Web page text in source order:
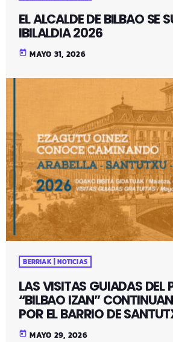
EL ALCALDE DE BILBAO SE
IBILALDIA 2026
today MAYO 31, 2026
BERRIAK | NOTICIAS
LAS VISITAS GUIADAS DEL
“BILBAO IZAN”
POR EL BARRIO DE
today MAYO 29, 2026